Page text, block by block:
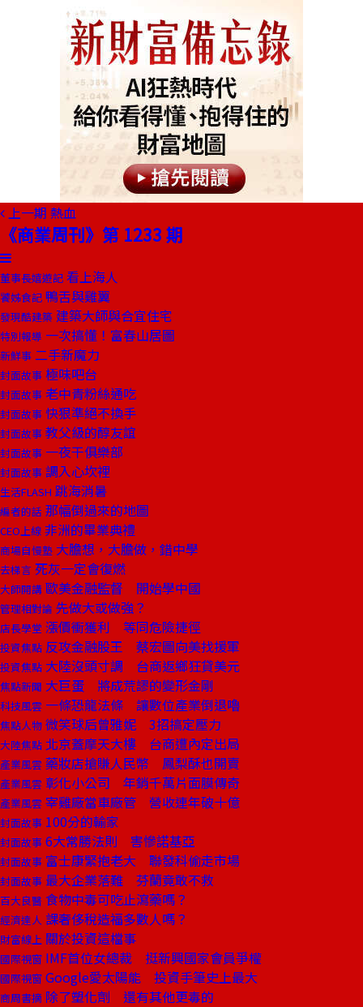
上一期 熱血
《商業周刊》第 1233 期
董事長嬉遊記 看上海人
饕姊食記 鴨舌與雞翼
發現酷建築 建築大師與合宜住宅
特別報導 一次搞懂！富春山居圖
新鮮事 二手新魔力
封面故事 極味吧台
封面故事 老中青粉絲通吃
封面故事 快狠準絕不換手
封面故事 教父級的醇友誼
封面故事 一夜干俱樂部
封面故事 調入心坎裡
生活FLASH 跳海消暑
編者的話 那幅倒過來的地圖
CEO上線 非洲的畢業典禮
商場自慢塾 大膽想，大膽做，錯中學
去梯言 死灰一定會復燃
大師開講 歐美金融監督 開始學中國
管理相對論 先做大或做強？
店長學堂 漲價衝獲利 等同危險捷徑
投資焦點 反攻金融股王 蔡宏圖向美找援軍
投資焦點 大陸沒頭寸調 台商返鄉狂貸美元
焦點新聞 大巨蛋 將成荒謬的變形金剛
科技風雲 一條恐龍法條 讓數位產業倒退嚕
焦點人物 微笑球后曾雅妮 3招搞定壓力
大陸焦點 北京蓋摩天大樓 台商遭內定出局
產業風雲 藥妝店搶賺人民幣 鳳梨酥也開賣
產業風雲 彰化小公司 年銷千萬片面膜傳奇
產業風雲 宰雞廠當車廠管 營收連年破十億
封面故事 100分的輸家
封面故事 6大常勝法則 害慘諾基亞
封面故事 富士康緊抱老大 聯發科偷走市場
封面故事 最大企業落難 芬蘭竟敢不救
百大良醫 食物中毒可吃止瀉藥嗎？
經濟達人 課奢侈稅造福多數人嗎？
財富線上 關於投資這檔事
國際視窗 IMF首位女總裁 挺新興國家會員爭權
國際視窗 Google愛太陽能 投資手筆史上最大
商周書摘 除了塑化劑 還有其他更毒的